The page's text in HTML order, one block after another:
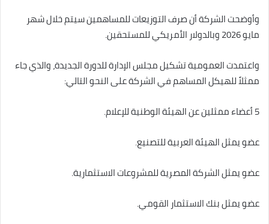
وأوضحت الشركة أن صرف التوزيعات للمساهمين سيتم خلال شهر
مايو 2026 وبالدولار الأمريكي للمستحقين.
واعتمدت العمومية تشكيل مجلس الإدارة للدورة الجديدة، والذي جاء
ممثلاً للهيكل المساهم في الشركة على النحو التالي:
5 أعضاء ممثلين عن الهيئة الوطنية للإعلام.
عضو يمثل الهيئة العربية للتصنيع.
عضو يمثل الشركة المصرية للمشروعات الاستثمارية.
عضو يمثل بنك الاستثمار القومي.